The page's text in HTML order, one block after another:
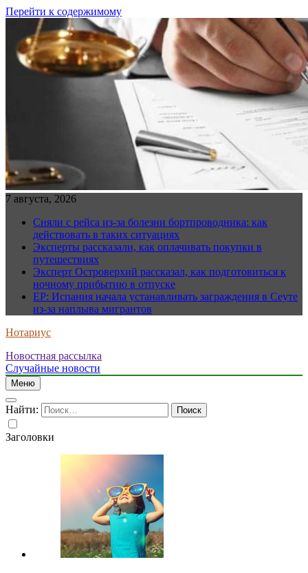
Перейти к содержимому
7 августа, 2026
Сняли с рейса из-за болезни бортпроводника: как
действовать в таких ситуациях
Эксперты рассказали, как оплачивать покупки в
путешествиях
Эксперт Островерхий рассказал, как подготовиться к
ночному прибытию в отпуске
EP: Испания начала устанавливать заграждения в Сеуте
из-за наплыва мигрантов
Нотариус
Новостная рассылка
Случайные новости
Меню
Найти:
Заголовки